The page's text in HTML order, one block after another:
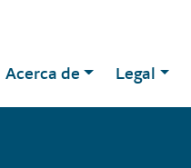
Acerca de Legal